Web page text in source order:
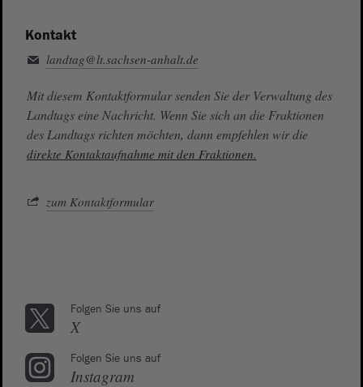
Kontakt
landtag@lt.sachsen-anhalt.de
Mit diesem Kontaktformular senden Sie der Verwaltung des
Landtags eine Nachricht. Wenn Sie sich an die Fraktionen
des Landtags richten möchten, dann empfehlen wir die
direkte Kontaktaufnahme mit den Fraktionen.
zum Kontaktformular
Folgen Sie uns auf
X
Folgen Sie uns auf
Instagram